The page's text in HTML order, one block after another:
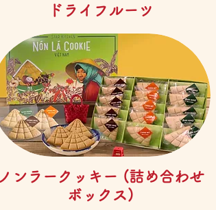
제품보기
ドライフルーツ
제품보기
ノンラークッキー (詰め合わせ
ボックス)